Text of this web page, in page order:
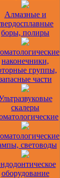
Алмазные и
боры, полиры
наконечники,
группы,
части
скалеры
световоды
оборудование